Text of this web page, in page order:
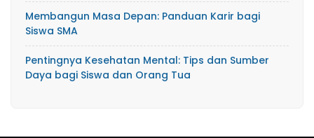
Membangun Masa Depan: Panduan Karir bagi
Siswa SMA
Pentingnya Kesehatan Mental: Tips dan Sumber
Daya bagi Siswa dan Orang Tua